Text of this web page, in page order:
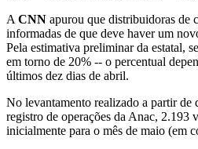
A CNN apurou que distribuidoras de
informadas de que deve haver um
Pela estimativa preliminar da estatal,
em torno de 20% -- o percentual
últimos dez dias de abril.
No levantamento realizado a partir de
registro de operações da Anac, 2.193
inicialmente para o mês de maio (em